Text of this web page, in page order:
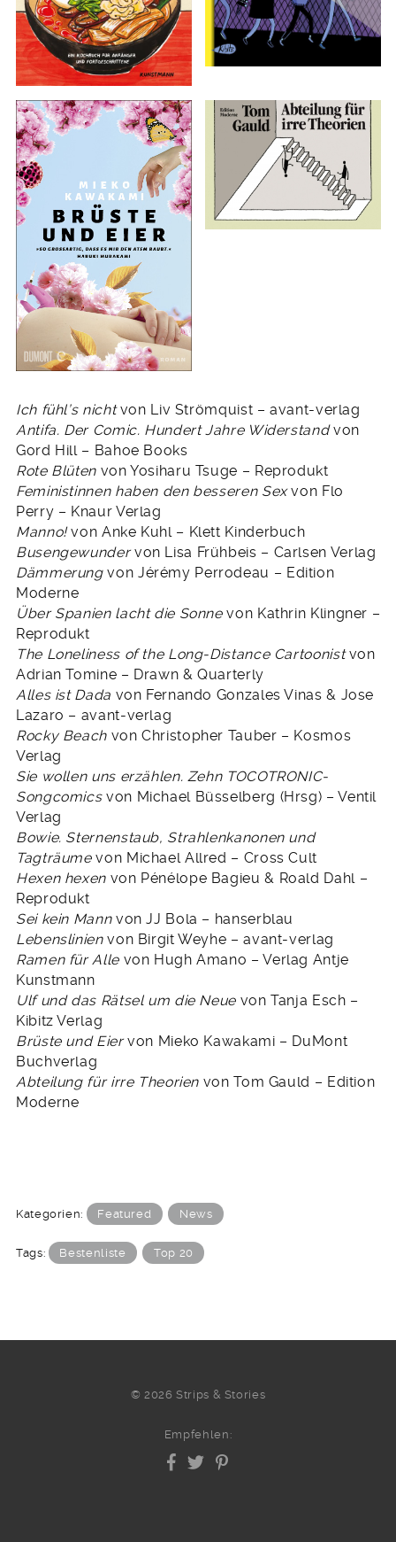
Ich fühl’s nichtvon Liv Strömquist – avant-verlag
Antifa. Der Comic. Hundert Jahre Widerstandvon
Gord Hill – Bahoe Books
Rote Blütenvon Yosiharu Tsuge – Reprodukt
Feministinnen haben den besseren Sexvon Flo
Perry – Knaur Verlag
Manno!von Anke Kuhl – Klett Kinderbuch
Busengewundervon Lisa Frühbeis – Carlsen Verlag
Dämmerungvon Jérémy Perrodeau – Edition
Moderne
Über Spanien lacht die Sonnevon Kathrin Klingner –
Reprodukt
The Loneliness of the Long-Distance Cartoonistvon
Adrian Tomine – Drawn & Quarterly
Alles ist Dada von Fernando Gonzales Vinas & Jose
Lazaro – avant-verlag
Rocky Beachvon Christopher Tauber – Kosmos
Verlag
Sie wollen uns erzählen. Zehn TOCOTRONIC-
Songcomicsvon Michael Büsselberg (Hrsg) – Ventil
Verlag
Bowie. Sternenstaub, Strahlenkanonen und
Tagträumevon Michael Allred – Cross Cult
Hexen hexenvon Pénélope Bagieu & Roald Dahl –
Reprodukt
Sei kein Mannvon JJ Bola – hanserblau
Lebenslinienvon Birgit Weyhe – avant-verlag
Ramen für Allevon Hugh Amano – Verlag Antje
Kunstmann
Ulf und das Rätsel um die Neue von Tanja Esch –
Kibitz Verlag
Brüste und Eiervon Mieko Kawakami – DuMont
Buchverlag
Abteilung für irre Theorien von Tom Gauld – Edition
Moderne
Kategorien: Featured News
Tags: Bestenliste Top 20
© 2026 Strips & Stories
Empfehlen: